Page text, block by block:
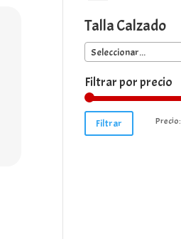
Talla Calzado
Seleccionar...
Filtrar por precio
Filtrar Precio: